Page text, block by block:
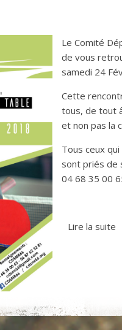
Le Comité
de vous
samedi 24
Cette
tous, de tout
et non pas la
Tous ceux qui
sont priés de
04 68 35 00
Lire la suite